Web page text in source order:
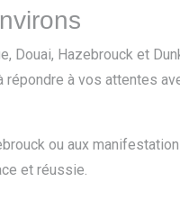
Douai, Hazebrouck et
répondre à vos attentes
ou aux
et réussie.